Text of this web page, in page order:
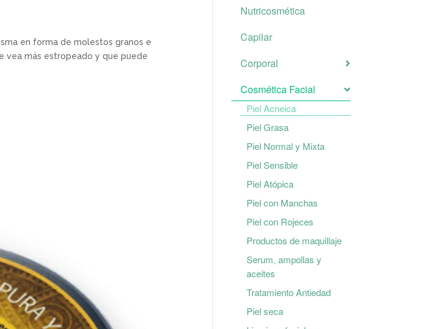
en forma de molestos granos e
vea más estropeado y que puede
Nutricosmética
Capilar
Corporal
Cosmética Facial
Piel Acneica
Piel Grasa
Piel Normal y Mixta
Piel Sensible
Piel Atópica
Piel con Manchas
Piel con Rojeces
Productos de maquillaje
Serum, ampollas y
aceites
Tratamiento Antiedad
Piel seca